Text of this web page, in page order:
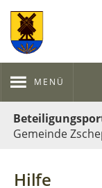
MENÜ
Gemeinde
Hilfe